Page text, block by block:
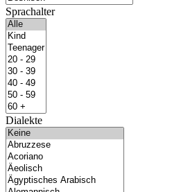
Sprachalter
Dialekte